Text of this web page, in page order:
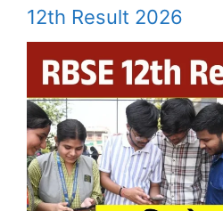
12th Result 2026